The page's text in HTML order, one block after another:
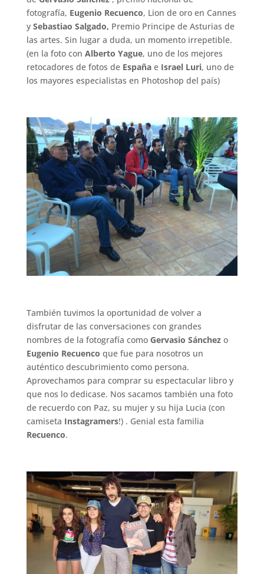
fotografía, Eugenio Recuenco, Lion de oro en Cannes
y Sebastiao Salgado, Premio Principe de Asturias de
las artes. Sin lugar a duda, un momento irrepetible.
(en la foto con Alberto Yague, uno de los mejores
retocadores de fotos de Españae Israel Luri, uno de
los mayores especialistas en Photoshop del país)
También tuvimos la oportunidad de volver a
disfrutar de las conversaciones con grandes
nombres de la fotografía como Gervasio Sánchezo
Eugenio Recuenco que fue para nosotros un
auténtico descubrimiento como persona.
Aprovechamos para comprar su espectacular libro y
que nos lo dedicase. Nos sacamos también una foto
de recuerdo con Paz, su mujer y su hija Lucia (con
camiseta Instagramers!) . Genial esta familia
Recuenco.